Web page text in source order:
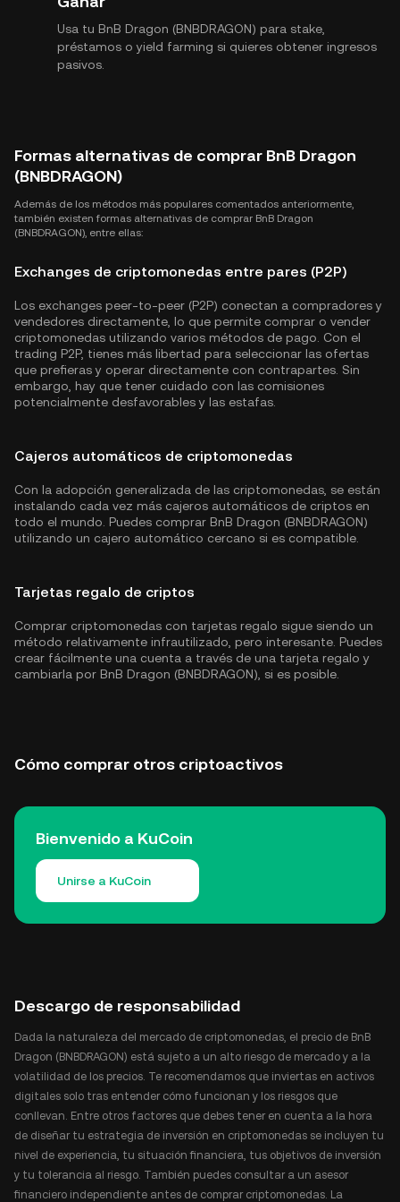
Usa tu BnB Dragon (BNBDRAGON) para stake,
préstamos o yield farming si quieres obtener ingresos
pasivos.
Formas alternativas de comprar BnB Dragon
(BNBDRAGON)
Además de los métodos más populares comentados anteriormente,
también existen formas alternativas de comprar BnB Dragon
(BNBDRAGON), entre ellas:
Exchanges de criptomonedas entre pares (P2P)
Los exchanges peer-to-peer (P2P) conectan a compradores y
vendedores directamente, lo que permite comprar o vender
criptomonedas utilizando varios métodos de pago. Con el
trading P2P, tienes más libertad para seleccionar las ofertas
que prefieras y operar directamente con contrapartes. Sin
embargo, hay que tener cuidado con las comisiones
potencialmente desfavorables y las estafas.
Cajeros automáticos de criptomonedas
Con la adopción generalizada de las criptomonedas, se están
instalando cada vez más cajeros automáticos de criptos en
todo el mundo. Puedes comprar BnB Dragon (BNBDRAGON)
utilizando un cajero automático cercano si es compatible.
Tarjetas regalo de criptos
Comprar criptomonedas con tarjetas regalo sigue siendo un
método relativamente infrautilizado, pero interesante. Puedes
crear fácilmente una cuenta a través de una tarjeta regalo y
cambiarla por BnB Dragon (BNBDRAGON), si es posible.
Cómo comprar otros criptoactivos
Bienvenido a KuCoin
Unirse a KuCoin
Descargo de responsabilidad
Dada la naturaleza del mercado de criptomonedas, el precio de BnB
Dragon (BNBDRAGON) está sujeto a un alto riesgo de mercado y a la
volatilidad de los precios. Te recomendamos que inviertas en activos
digitales solo tras entender cómo funcionan y los riesgos que
conllevan. Entre otros factores que debes tener en cuenta a la hora
de diseñar tu estrategia de inversión en criptomonedas se incluyen tu
nivel de experiencia, tu situación financiera, tus objetivos de inversión
y tu tolerancia al riesgo. También puedes consultar a un asesor
financiero independiente antes de comprar criptomonedas. La